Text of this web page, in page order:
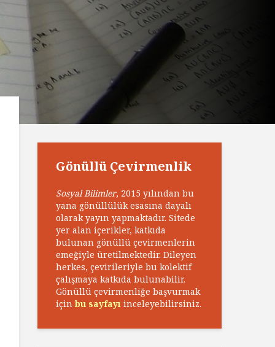
Gönüllü Çevirmenlik
Sosyal Bilimler, 2015 yılından bu
yana gönüllülük esasına dayalı
olarak yayın yapmaktadır. Sitede
yer alan içerikler, katkıda
bulunan gönüllü çevirmenlerin
emeğiyle üretilmektedir. Dileyen
herkes, çevirileriyle bu kolektif
çalışmaya katkıda bulunabilir.
Gönüllü çevirmenliğe başvurmak
içinbu sayfayı inceleyebilirsiniz.